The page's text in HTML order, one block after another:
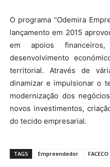
O programa “Odemira
lançamento em 2015
em apoios
desenvolvimento
territorial. Através de
dinamizar e impulsionar o
modernização dos
novos investimentos,
do tecido empresarial.
TAGS Empreendedor FACECO